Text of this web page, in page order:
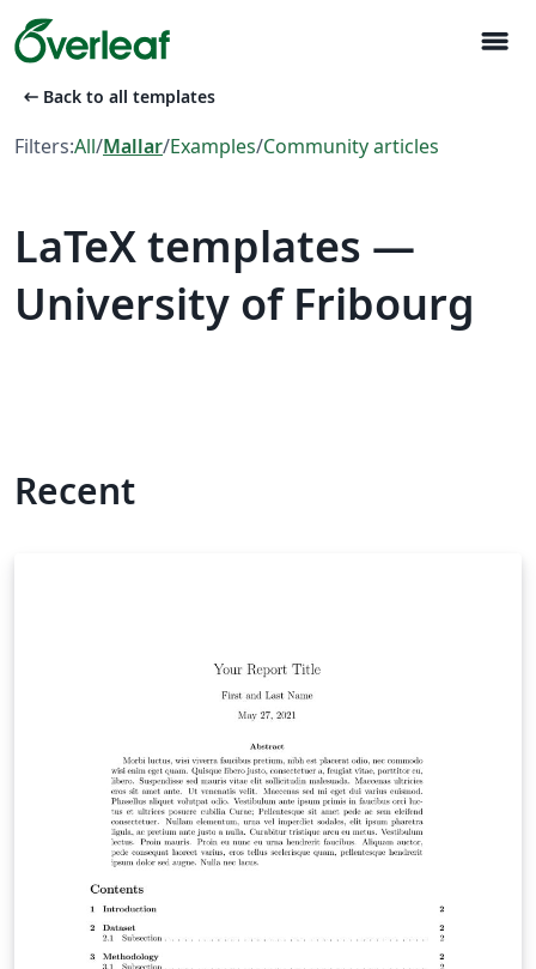
menu
arrow_left_alt Back to all templates
Filters:All/Mallar/Examples/Community articles
LaTeX templates —
University of Fribourg
Recent